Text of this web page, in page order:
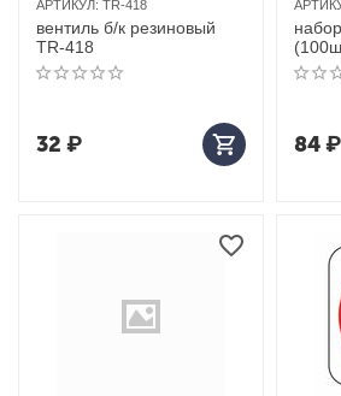
АРТИКУЛ: TR-418
вентиль б/к резиновый
TR-418
32 ₽ 84₽